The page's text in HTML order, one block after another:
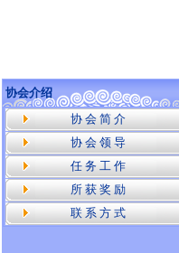
协会介绍
协 会 简 介
协 会 领 导
任 务 工 作
所 获 奖 励
联 系 方 式